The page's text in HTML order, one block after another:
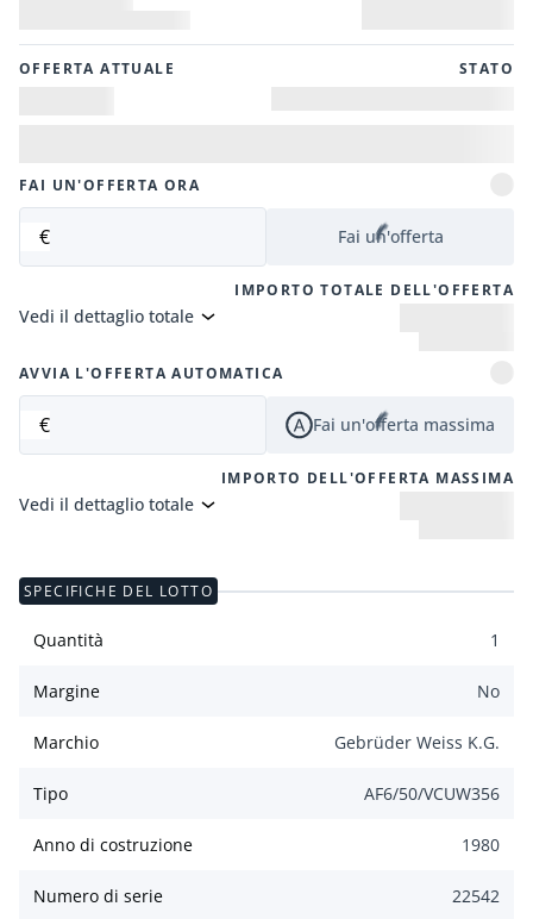
OFFERTA ATTUALE STATO
FAI UN'OFFERTA ORA
€ Fai un'offerta
IMPORTO TOTALE DELL'OFFERTA
Vedi il dettaglio totale
AVVIA L'OFFERTA AUTOMATICA
€ Fai un'offerta massima
IMPORTO DELL'OFFERTA MASSIMA
Vedi il dettaglio totale
SPECIFICHE DEL LOTTO
Quantità 1
Margine No
Marchio Gebrüder Weiss K.G.
Tipo AF6/50/VCUW356
Anno di costruzione 1980
Numero di serie 22542